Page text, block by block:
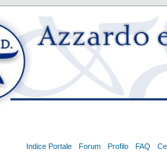
Indice Portale Forum Profilo FAQ